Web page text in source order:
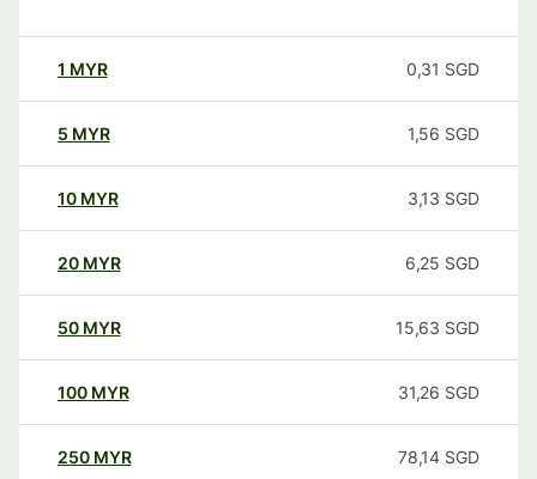
1 MYR 0,31 SGD
5 MYR 1,56 SGD
10 MYR 3,13 SGD
20 MYR 6,25 SGD
50 MYR 15,63 SGD
100 MYR 31,26 SGD
250 MYR 78,14 SGD